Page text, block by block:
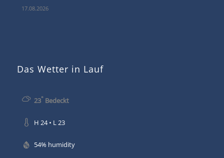
17.08.2026
Das Wetter in Lauf
23° Bedeckt
H 24 • L 23
54% humidity